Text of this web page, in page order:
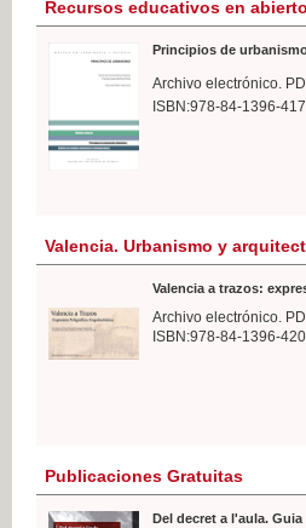
Recursos educativos en abierto
Principios de
Archivo electrónico.
ISBN:978-84-1396-
Valencia. Urbanismo y
Valencia a trazos:
Archivo electrónico.
ISBN:978-84-1396-
Publicaciones Gratuitas
Del decret a l'aula.